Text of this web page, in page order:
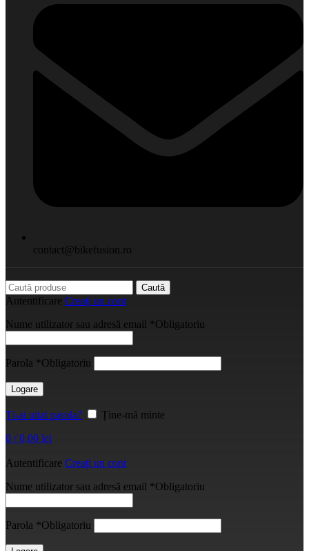
contact@bikefusion.ro
Caută
Autentificare Creați un cont
Nume utilizator sau adresă email *Obligatoriu
Parola *Obligatoriu
Logare
Ți-ai uitat parola?
Ține-mă minte
0 / 0,00 lei
Autentificare Creați un cont
Nume utilizator sau adresă email *Obligatoriu
Parola *Obligatoriu